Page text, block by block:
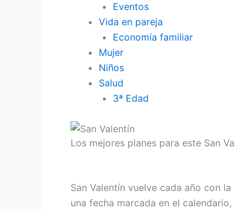
Eventos
Vida en pareja
Economía familiar
Mujer
Niños
Salud
3ª Edad
Los mejores planes para este San
San Valentín vuelve cada año con
una fecha marcada en el